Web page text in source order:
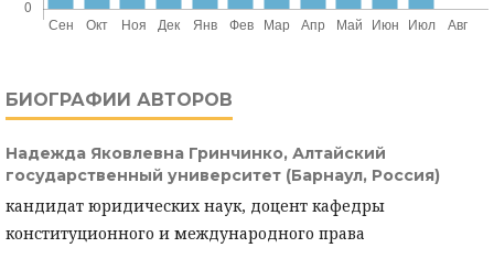
БИОГРАФИИ АВТОРОВ
Надежда Яковлевна Гринчинко, Алтайский
государственный университет (Барнаул, Россия)
кандидат юридических наук, доцент кафедры
конституционного и международного права